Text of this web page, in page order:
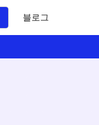
블로그